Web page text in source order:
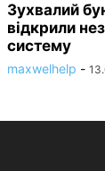
Зухвалий
відкрили
систему
maxwelhelp -